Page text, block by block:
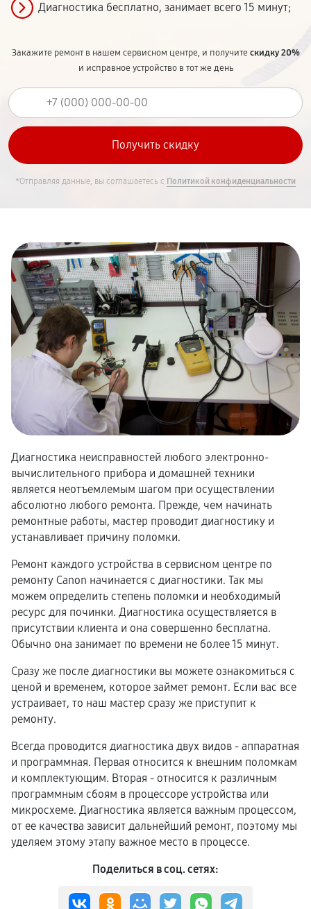
Диагностика бесплатно, занимает всего 15 минут;
Закажите ремонт в нашем сервисном центре, и получитескидку 20%
и исправное устройство в тот же день
*Отправляя данные, вы соглашаетесь с Политикой конфиденциальности
Диагностика неисправностей любого электронно-
вычислительного прибора и домашней техники
является неотъемлемым шагом при осуществлении
абсолютно любого ремонта. Прежде, чем начинать
ремонтные работы, мастер проводит диагностику и
устанавливает причину поломки.
Ремонт каждого устройства в сервисном центре по
ремонту Canon начинается с диагностики. Так мы
можем определить степень поломки и необходимый
ресурс для починки. Диагностика осуществляется в
присутствии клиента и она совершенно бесплатна.
Обычно она занимает по времени не более 15 минут.
Сразу же после диагностики вы можете ознакомиться с
ценой и временем, которое займет ремонт. Если вас все
устраивает, то наш мастер сразу же приступит к
ремонту.
Всегда проводится диагностика двух видов - аппаратная
и программная. Первая относится к внешним поломкам
и комплектующим. Вторая - относится к различным
программным сбоям в процессоре устройства или
микросхеме. Диагностика является важным процессом,
от ее качества зависит дальнейший ремонт, поэтому мы
уделяем этому этапу важное место в процессе.
Поделиться в соц. сетях: